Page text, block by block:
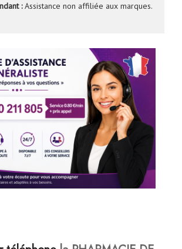
:Assistance non affiliée aux marques.